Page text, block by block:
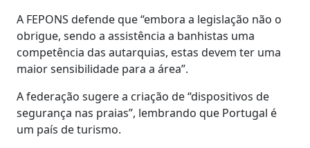
A FEPONS defende que “embora a legislação não o
obrigue, sendo a assistência a banhistas uma
competência das autarquias, estas devem ter uma
maior sensibilidade para a área”.
A federação sugere a criação de “dispositivos de
segurança nas praias”, lembrando que Portugal é
um país de turismo.